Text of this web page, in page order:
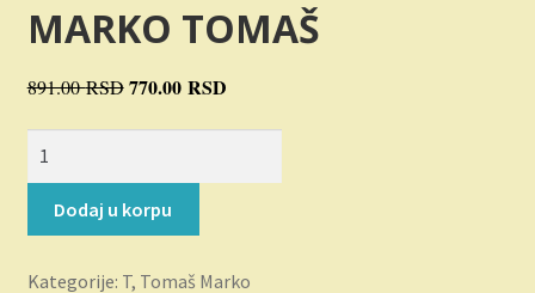
Plaćanje
Privatnost
MARKO TOMAŠ
891.00RSD Originalna
891.00 RSD.
770.00 RSDTrenutna
glavu
Dodaj u korpu
Kategorije: T, Tomaš Marko